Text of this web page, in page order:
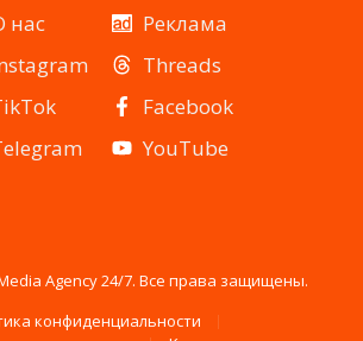
нас
Реклама
Threads
Facebook
YouTube
Agency 24/7. Все права защищены.
конфиденциальности